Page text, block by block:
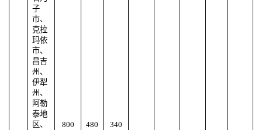
子
市、
克拉
玛依
市、
昌吉
州、
伊犁
州、
阿勒
泰地
区、
800 480 340